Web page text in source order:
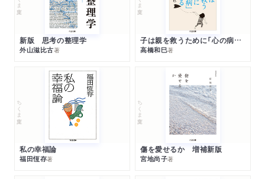
新版 思考の整理学
外山滋比古著
子は親を救うために「心の病」になる
高橋和巳著
ちくま文庫
私の幸福論
福田恆存著
ちくま文庫
傷を愛せるか 増補新版
宮地尚子著